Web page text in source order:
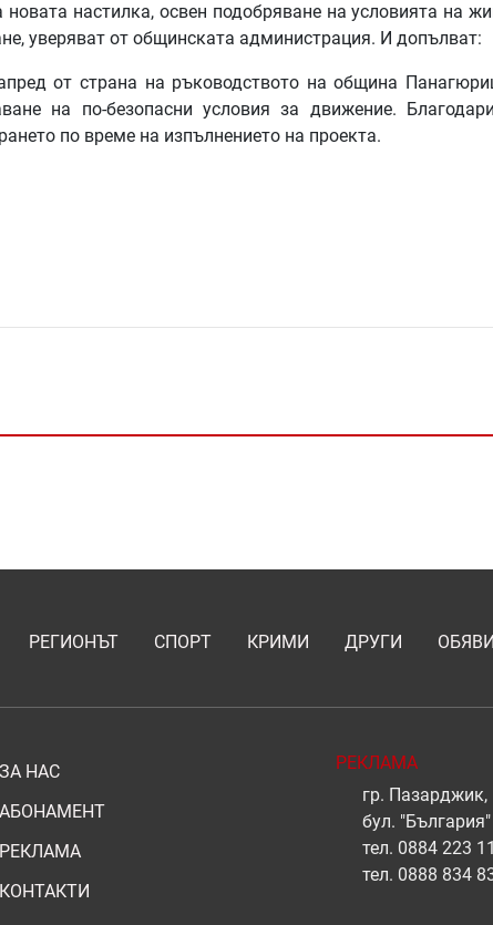
настилка, освен подобряване на условията на
уверяват от общинската администрация. И допълват:
от страна на ръководството на община
на по-безопасни условия за движение.
по време на изпълнението на проекта.
РЕГИОНЪТ СПОРТ КРИМИ ДРУГИ ОБЯВИ
ЗА НАС
АБОНАМЕНТ
РЕКЛАМА
КОНТАКТИ
РЕКЛАМА
гр. Пазарджик,
бул.
тел. 0884 223
тел. 0888 834